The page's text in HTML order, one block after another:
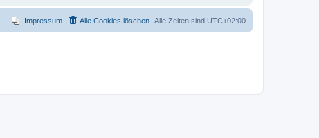
Alle Zeiten sind UTC+02:00
Alle Cookies löschen
Impressum